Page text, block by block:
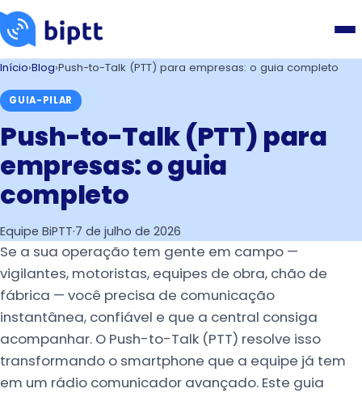
Início›Blog›Push-to-Talk (PTT) para empresas: o guia completo
GUIA-PILAR
Push-to-Talk (PTT) para
empresas: o guia
completo
Equipe BiPTT·7 de julho de 2026
Se a sua operação tem gente em campo —
vigilantes, motoristas, equipes de obra, chão de
fábrica — você precisa de comunicação
instantânea, confiável e que a central consiga
acompanhar. O Push-to-Talk (PTT) resolve isso
transformando o smartphone que a equipe já tem
em um rádio comunicador avançado. Este guia